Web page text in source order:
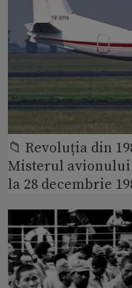
📁 Revoluția din
Misterul avionului
la 28 decembrie